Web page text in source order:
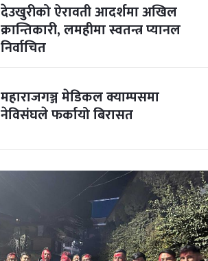
देउखुरीको ऐरावती आदर्शमा अखिल
क्रान्तिकारी, लमहीमा स्वतन्त्र प्यानल
निर्वाचित
महाराजगञ्ज मेडिकल क्याम्पसमा
नेविसंघले फर्कायो बिरासत